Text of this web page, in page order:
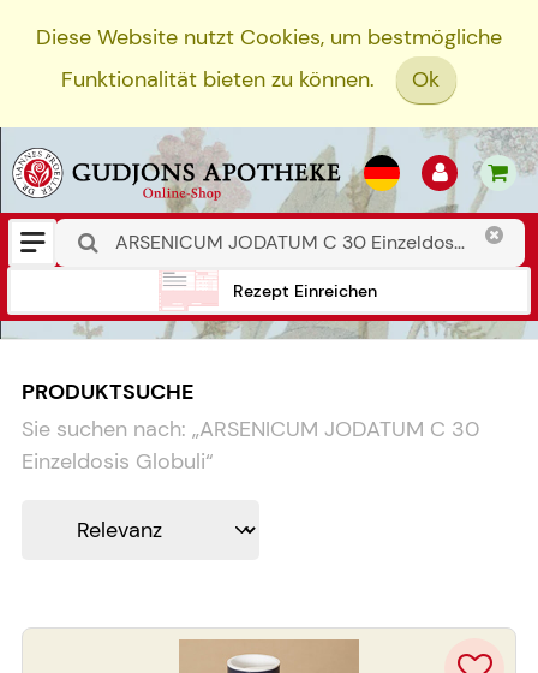
Diese Website nutzt Cookies, um bestmögliche
Funktionalität bieten zu können.
Ok
Rezept Einreichen
PRODUKTSUCHE
Sie suchen nach: „ARSENICUM JODATUM C 30
Einzeldosis Globuli“